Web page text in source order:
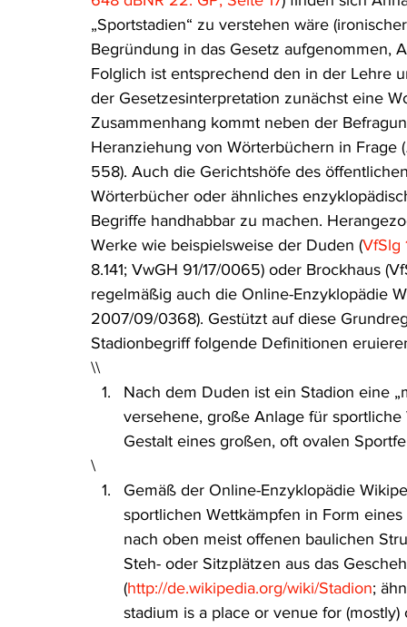
„Sportstadien“ zu verstehen wäre
Begründung in das Gesetz aufgenommen,
Folglich ist entsprechend den in der Lehre
der Gesetzesinterpretation zunächst eine
Zusammenhang kommt neben der
Heranziehung von Wörterbüchern in Frage (
558). Auch die Gerichtshöfe des
Wörterbücher oder ähnliches
Begriffe handhabbar zu machen.
Werke wie beispielsweise der Duden (VfSlg
8.141; VwGH 91/17/0065) oder Brockhaus
regelmäßig auch die Online-Enzyklopädie
2007/09/0368). Gestützt auf diese
Stadionbegriff folgende Definitionen
\\
Nach dem Duden ist ein Stadion eine
versehene, große Anlage für
Gestalt eines großen, oft ovalen
\
Gemäß der Online-Enzyklopädie
sportlichen Wettkämpfen in Form
nach oben meist offenen baulichen
Steh- oder Sitzplätzen aus das
(http://de.wikipedia.org/wiki/Stadion;
stadium is a place or venue for